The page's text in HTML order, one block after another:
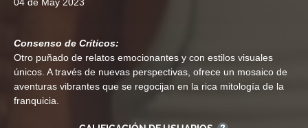
Consenso de Críticos:
Otro puñado de relatos emocionantes y con estilos visuales
únicos. A través de nuevas perspectivas, ofrece un mosaico de
aventuras vibrantes que se regocijan en la rica mitología de la
franquicia.